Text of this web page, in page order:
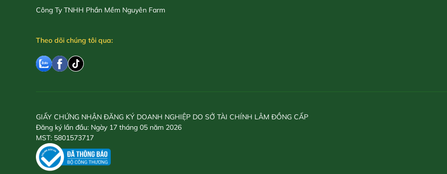
Công Ty TNHH Phần Mềm Nguyên Farm
Theo dõi chúng tôi qua:
GIẤY CHỨNG NHẬN ĐĂNG KÝ DOANH NGHIỆP DO SỞ TÀI CHÍNH LÂM ĐỒNG CẤP
Đăng ký lần đầu: Ngày 17 tháng 05 năm 2026
MST: 5801573717